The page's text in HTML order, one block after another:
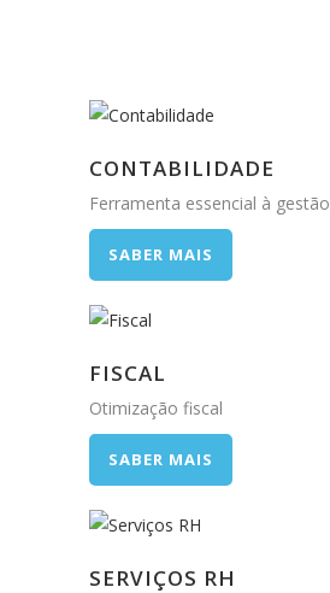
CONTABILIDADE
Ferramenta essencial à gestão
SABER MAIS
FISCAL
Otimização fiscal
SABER MAIS
SERVIÇOS RH